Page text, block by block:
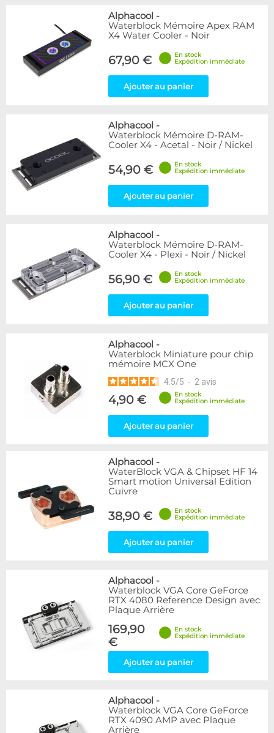
Alphacool -
Waterblock Mémoire Apex RAM
X4 Water Cooler - Noir
67,90 €
En stock
Expédition immédiate
Ajouter au panier
Alphacool -
Waterblock Mémoire D-RAM-
Cooler X4 - Acetal - Noir / Nickel
54,90 €
En stock
Expédition immédiate
Ajouter au panier
Alphacool -
Waterblock Mémoire D-RAM-
Cooler X4 - Plexi - Noir / Nickel
56,90 €
En stock
Expédition immédiate
Ajouter au panier
Alphacool -
Waterblock Miniature pour chip
mémoire MCX One
4.5/5 - 2 avis
4,90 €
En stock
Expédition immédiate
Ajouter au panier
Alphacool -
WaterBlock VGA & Chipset HF 14
Smart motion Universal Edition
Cuivre
38,90 €
En stock
Expédition immédiate
Ajouter au panier
Alphacool -
Waterblock VGA Core GeForce
RTX 4080 Reference Design avec
Plaque Arrière
169,90
€
En stock
Expédition immédiate
Ajouter au panier
Alphacool -
Waterblock VGA Core GeForce
RTX 4090 AMP avec Plaque
Arrière